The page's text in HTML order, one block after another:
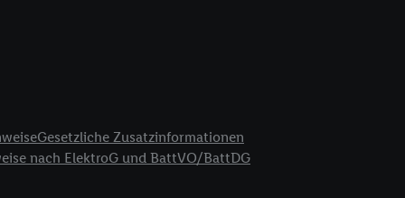
Gesetzliche Zusatzinformationen
nach ElektroG und BattVO/BattDG
für Werbung und
und
Quellen,